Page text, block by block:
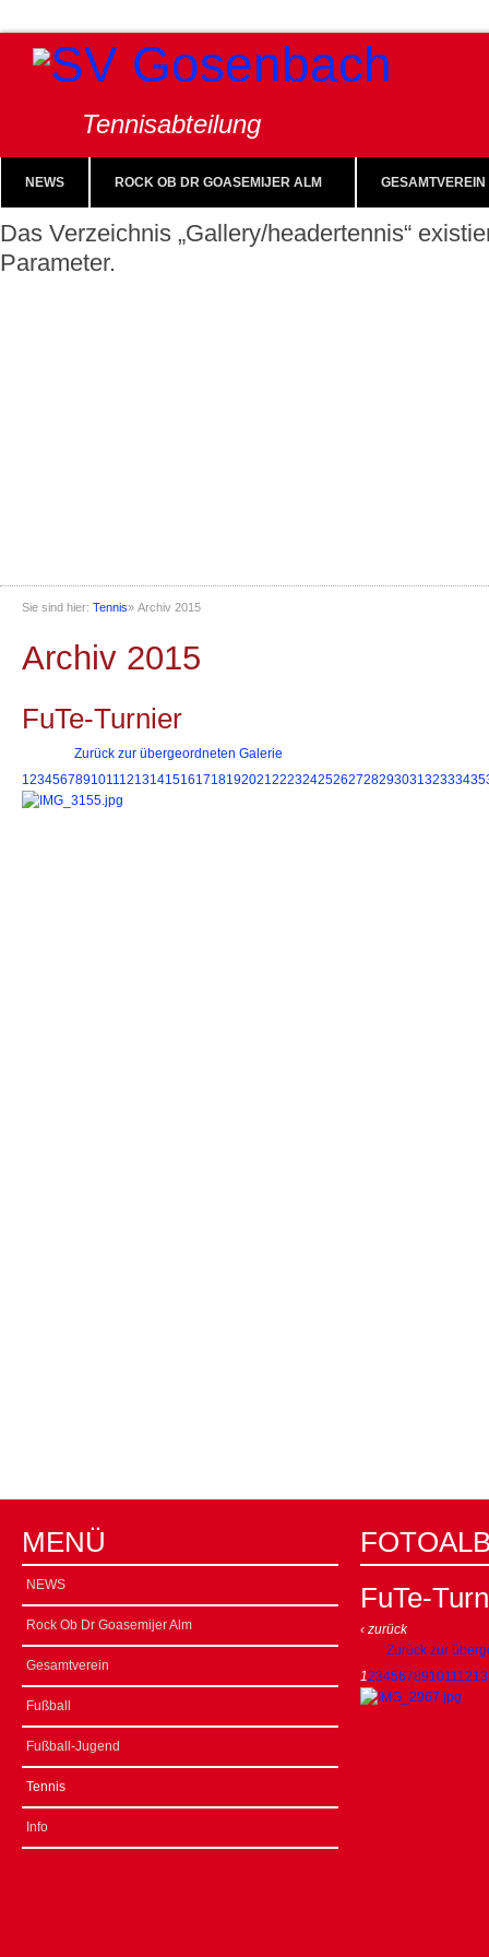
Tennisabteilung
NEWS ROCK OB DR GOASEMIJER ALM GESAMTVEREIN
Das Verzeichnis „Gallery/headertennis“
Parameter.
Sie sind hier: Tennis» Archiv 2015
Archiv 2015
FuTe-Turnier
Zurück zur übergeordneten Galerie
1234567891011121314151617181920212223242526272829303132333435
MENÜ
NEWS
Rock Ob Dr Goasemijer Alm
Gesamtverein
Fußball
Fußball-Jugend
Tennis
Info
FuTe-
‹ zurück
Zurück zur
12345678910111213